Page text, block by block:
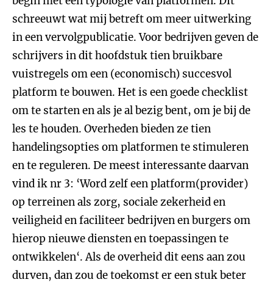
schreeuwt wat mij betreft om meer uitwerking
in een vervolgpublicatie. Voor bedrijven geven de
schrijvers in dit hoofdstuk tien bruikbare
vuistregels om een (economisch) succesvol
platform te bouwen. Het is een goede checklist
om te starten en als je al bezig bent, om je bij de
les te houden. Overheden bieden ze tien
handelingsopties om platformen te stimuleren
en te reguleren. De meest interessante daarvan
vind ik nr 3: ‘Word zelf een platform(provider)
op terreinen als zorg, sociale zekerheid en
veiligheid en faciliteer bedrijven en burgers om
hierop nieuwe diensten en toepassingen te
ontwikkelen‘. Als de overheid dit eens aan zou
durven, dan zou de toekomst er een stuk beter